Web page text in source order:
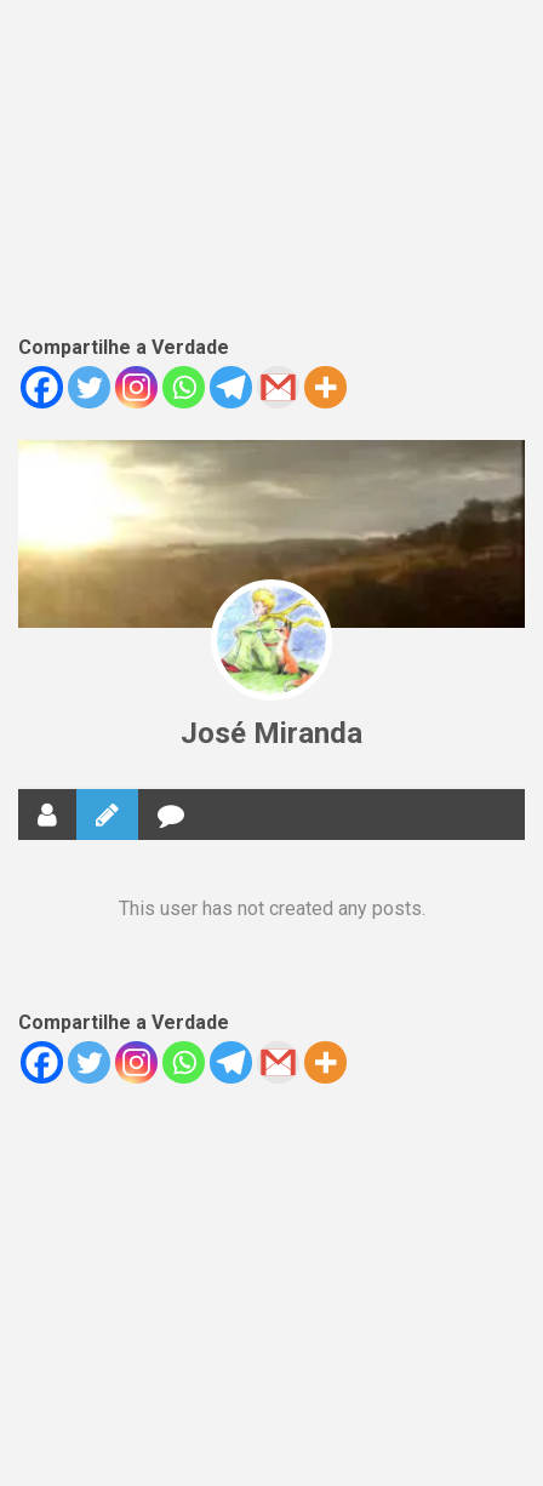
Compartilhe a Verdade
José Miranda
This user has not created any posts.
Compartilhe a Verdade